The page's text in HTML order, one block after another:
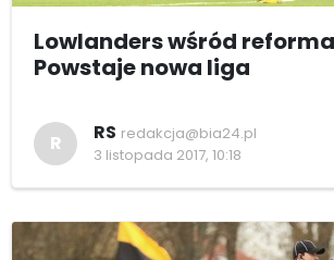
Lowlanders wśród
Powstaje nowa liga
R RS redakcja@bia24.pl
3 listopada 2017, 10:18